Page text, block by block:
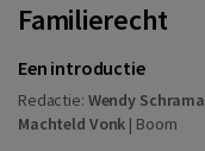
Familierecht
Een introductie
Redactie: Wendy Schrama
Machteld Vonk | Boom